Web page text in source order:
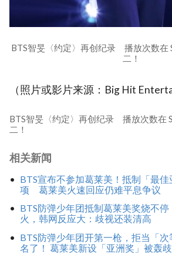
BTS智旻〈约定〉再创纪录 播放次数在
二！
（照片或影片来源：Big Hit
BTS智旻〈约定〉再创纪录 播放次数在
二！
相关新闻
BTS宣布不参加葛莱美！抵制「最
项 葛莱美火速回应仍难平息争议
BTS防弹少年团抵制葛莱美奖烧不停
火，韩网反应大：歧视还装清高
BTS防弹少年团开第一枪，拒当「
名了！ 葛莱美新设「亚洲奖」被轰